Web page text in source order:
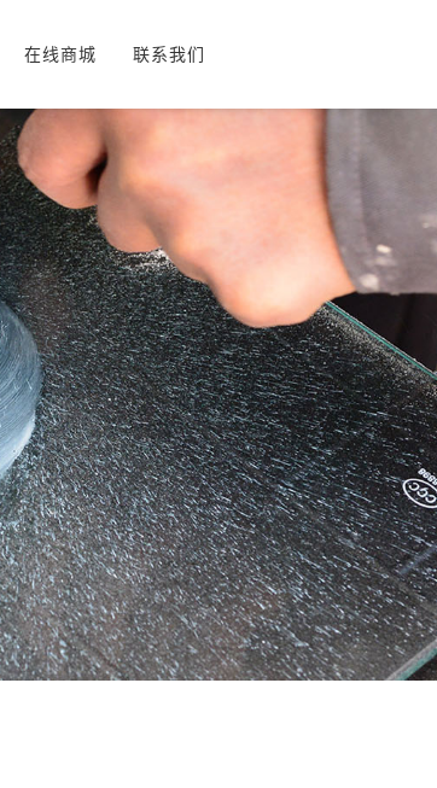
施工服务
在线商城 联系我们